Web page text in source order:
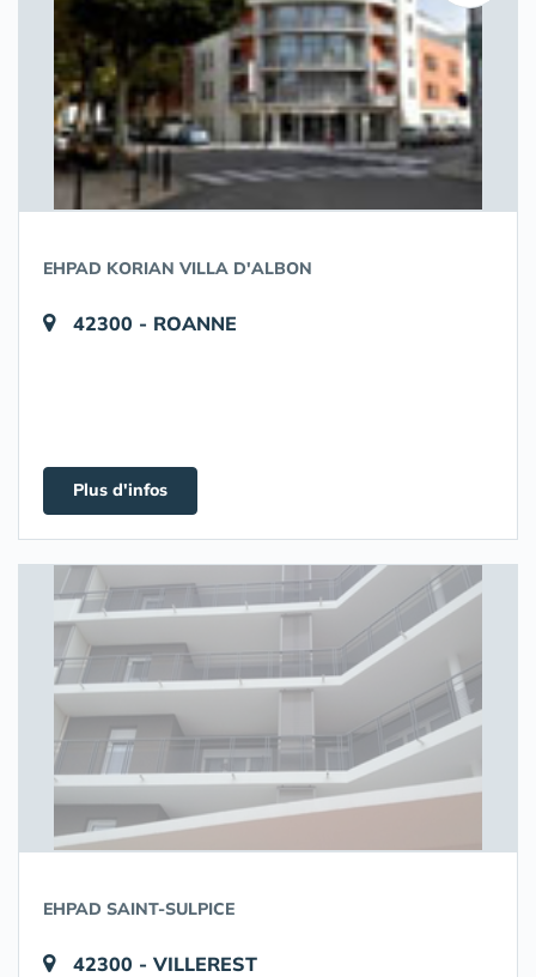
EHPAD KORIAN VILLA D'ALBON
42300 - ROANNE
Plus d'infos
EHPAD SAINT-SULPICE
42300 - VILLEREST